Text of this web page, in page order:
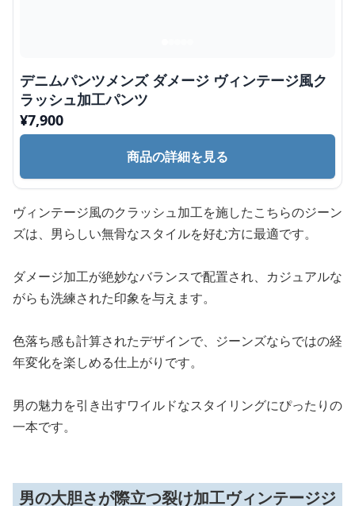
デニムパンツメンズ ダメージ ヴィンテージ風ク
ラッシュ加工パンツ
¥7,900
商品の詳細を見る
ヴィンテージ風のクラッシュ加工を施したこちらのジーン
ズは、男らしい無骨なスタイルを好む方に最適です。
ダメージ加工が絶妙なバランスで配置され、カジュアルな
がらも洗練された印象を与えます。
色落ち感も計算されたデザインで、ジーンズならではの経
年変化を楽しめる仕上がりです。
男の魅力を引き出すワイルドなスタイリングにぴったりの
一本です。
男の大胆さが際立つ裂け加工ヴィンテージジ